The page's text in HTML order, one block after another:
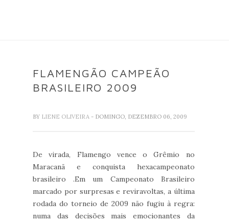
FLAMENGÃO CAMPEÃO
BRASILEIRO 2009
BY LIENE OLIVEIRA - DOMINGO, DEZEMBRO 06, 2009
De virada, Flamengo vence o Grêmio no
Maracanã e conquista hexacampeonato
brasileiro .Em um Campeonato Brasileiro
marcado por surpresas e reviravoltas, a última
rodada do torneio de 2009 não fugiu à regra:
numa das decisões mais emocionantes da